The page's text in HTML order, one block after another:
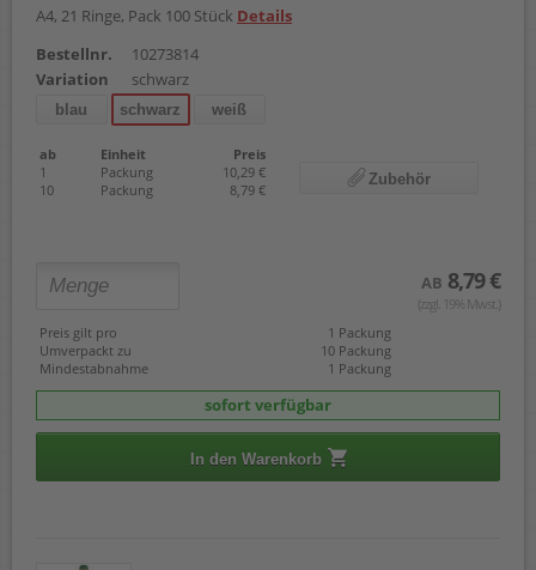
A4, 21 Ringe, Pack 100 Stück Details
Bestellnr.
10273814
Variation
schwarz
blau schwarz weiß
ab Einheit
Preis
1
Packung
10,29 €
10
Packung 8,79 €
Zubehör
AB 8,79 €
(zzgl. 19% Mwst.)
Preis gilt pro
1 Packung
Umverpackt zu
10 Packung
Mindestabnahme
1 Packung
sofort verfügbar
In den Warenkorb